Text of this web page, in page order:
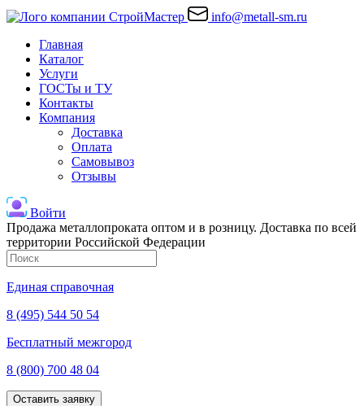
info@metall-sm.ru
Главная
Каталог
Услуги
ГОСТы и ТУ
Контакты
Компания
Доставка
Оплата
Самовывоз
Отзывы
Войти
Продажа металлопроката оптом и в розницу. Доставка по всей
территории Российской Федерации
Единая справочная
8 (495) 544 50 54
Бесплатный межгород
8 (800) 700 48 04
Оставить заявку